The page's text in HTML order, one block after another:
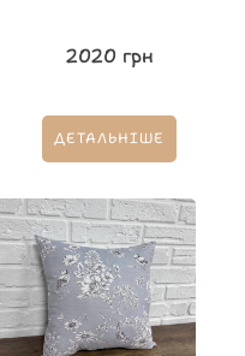
2020 грн
ДЕТАЛЬНІШЕ